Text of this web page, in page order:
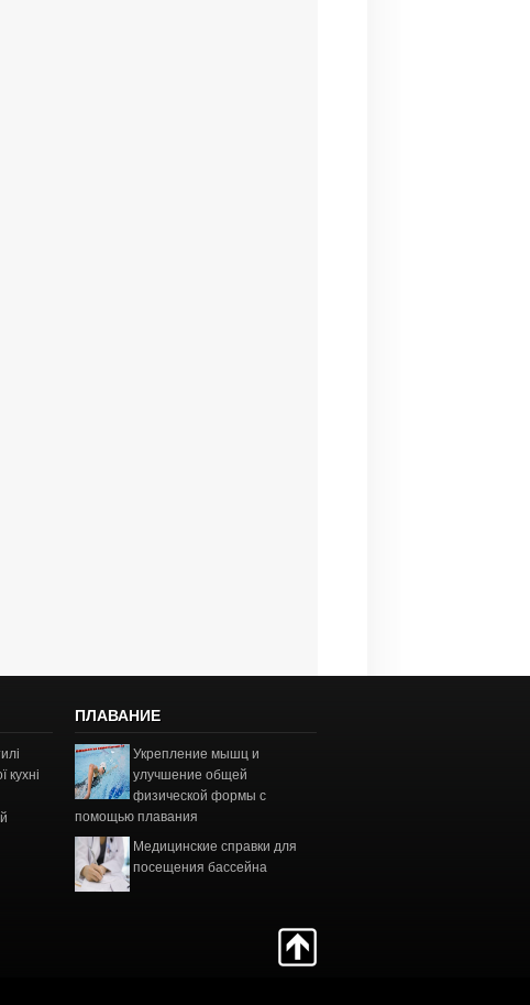
кухні
ПЛАВАНИЕ
Укрепление мышц и
улучшение общей
физической формы с
помощью плавания
Медицинские справки для
посещения бассейна